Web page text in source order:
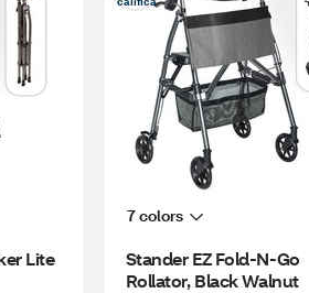
Lite
7 colors
Stander EZ Fold-N-Go
Rollator, Black Walnut